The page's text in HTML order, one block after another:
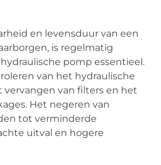
en levensduur van een
is regelmatig
pomp essentieel.
van het hydraulische
vervangen van filters en het
Het negeren van
tot verminderde
uitval en hogere